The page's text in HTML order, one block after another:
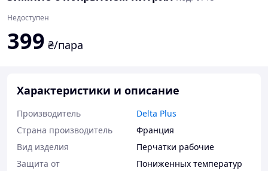
Недоступен
399 ₴/пара
Характеристики и описание
Производитель
Delta Plus
Страна производитель
Франция
Вид изделия
Перчатки рабочие
Защита от
Пониженных температур